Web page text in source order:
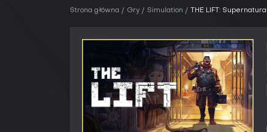
Strona główna Gry Simulation THE LIFT: